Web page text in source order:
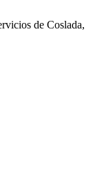
de Coslada,